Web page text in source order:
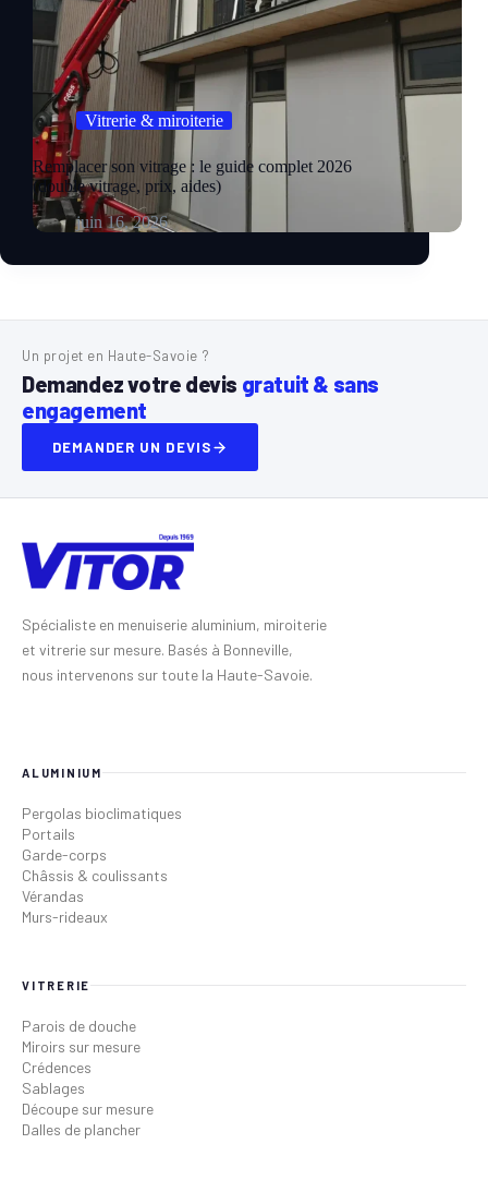
Vitrerie & miroiterie
Remplacer son vitrage : le guide complet 2026
(double vitrage, prix, aides)
juin 16, 2026
Un projet en Haute-Savoie ?
Demandez votre devis gratuit & sans
engagement
DEMANDER UN DEVIS
Spécialiste en menuiserie aluminium, miroiterie
et vitrerie sur mesure. Basés à Bonneville,
nous intervenons sur toute la Haute-Savoie.
ALUMINIUM
Pergolas bioclimatiques
Portails
Garde-corps
Châssis & coulissants
Vérandas
Murs-rideaux
VITRERIE
Parois de douche
Miroirs sur mesure
Crédences
Sablages
Découpe sur mesure
Dalles de plancher